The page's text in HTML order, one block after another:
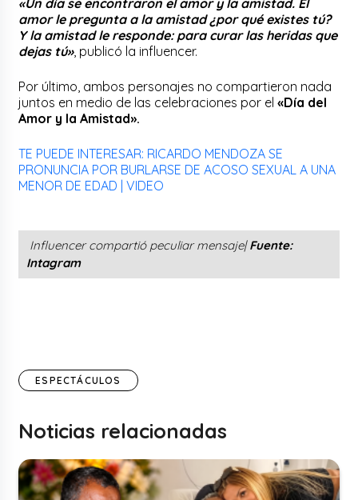
amor le pregunta a la amistad ¿por qué existes tú?
Y la amistad le responde: para curar las heridas que
dejas tú», publicó la influencer.
Por último, ambos personajes no compartieron nada
juntos en medio de las celebraciones por el«Día del
Amor y la Amistad».
TE PUEDE INTERESAR: RICARDO MENDOZA SE
PRONUNCIA POR BURLARSE DE ACOSO SEXUAL A UNA
MENOR DE EDAD | VIDEO
Influencer compartió peculiar mensaje|Fuente:
Intagram
ESPECTÁCULOS
Noticias relacionadas